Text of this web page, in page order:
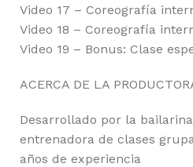
Video 17 – Coreografía
Video 18 – Coreografía
Video 19 – Bonus: Clase
ACERCA DE LA
Desarrollado por la bailarina
entrenadora de clases
años de experiencia